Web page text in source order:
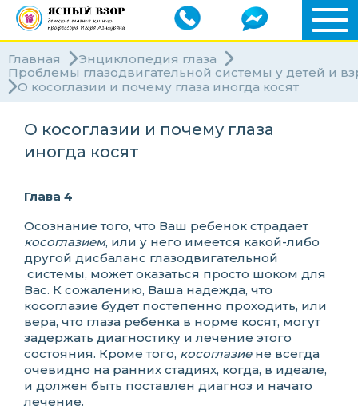
Главная
Энциклопедия глаза
Проблемы глазодвигательной системы у детей и
О косоглазии и почему глаза иногда косят
О косоглазии и почему глаза
иногда косят
Глава 4
Осознание того, что Ваш ребенок страдает
косоглазием, или у него имеется какой-либо
другой дисбаланс глазодвигательной
системы, может оказаться просто шоком для
Вас. К сожалению, Ваша надежда, что
косоглазие будет постепенно проходить, или
вера, что глаза ребенка в норме косят, могут
задержать диагностику и лечение этого
состояния. Кроме того, косоглазиене всегда
очевидно на ранних стадиях, когда, в идеале,
и должен быть поставлен диагноз и начато
лечение.